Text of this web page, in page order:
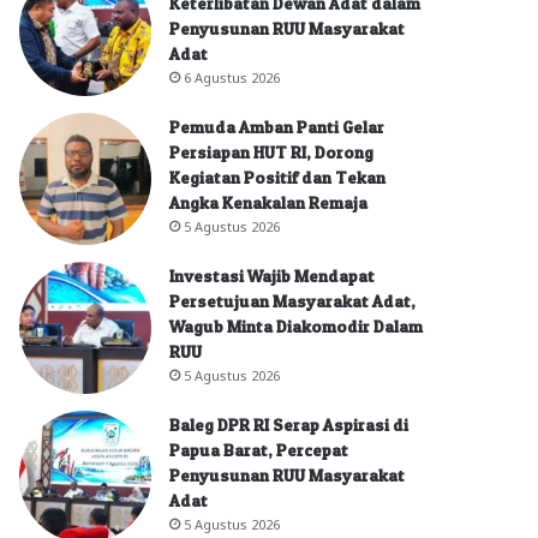
Penyusunan RUU Masyarakat
Adat
6 Agustus 2026
Pemuda Amban Panti Gelar
Persiapan HUT RI, Dorong
Kegiatan Positif dan Tekan
Angka Kenakalan Remaja
5 Agustus 2026
Investasi Wajib Mendapat
Persetujuan Masyarakat Adat,
Wagub Minta Diakomodir Dalam
RUU
5 Agustus 2026
Baleg DPR RI Serap Aspirasi di
Papua Barat, Percepat
Penyusunan RUU Masyarakat
Adat
5 Agustus 2026